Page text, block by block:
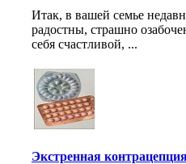
Итак, в вашей семье
радостны, страшно
себя счастливой, ...
Экстренная